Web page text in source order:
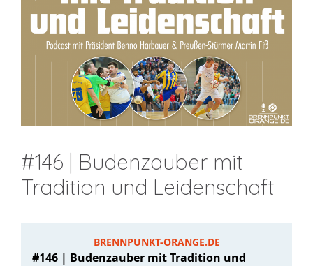
#146 | Budenzauber mit
Tradition und Leidenschaft